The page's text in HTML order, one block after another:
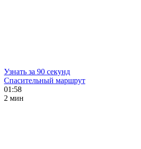
Узнать за 90 секунд
Спасительный маршрут
01:58
2 мин